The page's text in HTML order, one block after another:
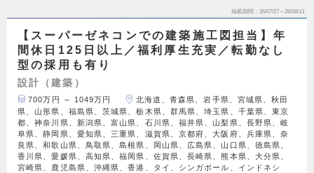
掲載期間 26/07/27～26/08/13
【スーパーゼネコンでの建築施工図担当】年
間休日125日以上／福利厚生充実／転勤なし
型の採用も有り
設計（建築）
700万円 ～ 1049万円
北海道、青森県、岩手県、宮城県、秋田
県、山形県、福島県、茨城県、栃木県、群馬県、埼玉県、千葉県、東京
都、神奈川県、新潟県、富山県、石川県、福井県、山梨県、長野県、岐
阜県、静岡県、愛知県、三重県、滋賀県、京都府、大阪府、兵庫県、奈
良県、和歌山県、鳥取県、島根県、岡山県、広島県、山口県、徳島県、
香川県、愛媛県、高知県、福岡県、佐賀県、長崎県、熊本県、大分県、
宮崎県、鹿児島県、沖縄県、香港、タイ、シンガポール、インドネシ